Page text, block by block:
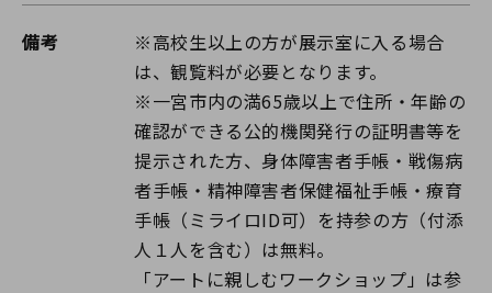
備考
※高校生以上の方が展示室に入る場合
は、観覧料が必要となります。
※一宮市内の満65歳以上で住所・年齢の
確認ができる公的機関発行の証明書等を
提示された方、身体障害者手帳・戦傷病
者手帳・精神障害者保健福祉手帳・療育
手帳（ミライロID可）を持参の方（付添
人１人を含む）は無料。
「アートに親しむワークショップ」は参